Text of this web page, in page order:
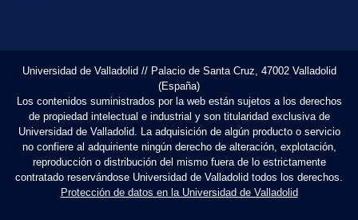
Universidad de Valladolid // Palacio de Santa Cruz, 47002 Valladolid
(España)
Los contenidos suministrados por la web están sujetos a los derechos
de propiedad intelectual e industrial y son titularidad exclusiva de
Universidad de Valladolid. La adquisición de algún producto o servicio
no confiere al adquiriente ningún derecho de alteración, explotación,
reproducción o distribución del mismo fuera de lo estrictamente
contratado reservándose Universidad de Valladolid todos los derechos.
Protección de datos en la Universidad de Valladolid